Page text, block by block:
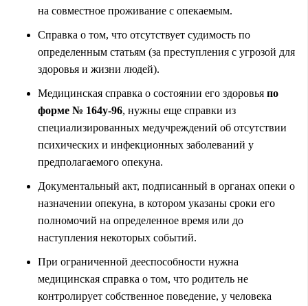
на совместное проживание с опекаемым.
Справка о том, что отсутствует судимость по
определенным статьям (за преступления с угрозой для
здоровья и жизни людей).
Медицинская справка о состоянии его здоровья по
форме № 164у-96, нужны еще справки из
специализированных медучреждений об отсутствии
психических и инфекционных заболеваний у
предполагаемого опекуна.
Документальный акт, подписанный в органах опеки о
назначении опекуна, в котором указаны сроки его
полномочий на определенное время или до
наступления некоторых событий.
При ограниченной дееспособности нужна
медицинская справка о том, что родитель не
контролирует собственное поведение, у человека